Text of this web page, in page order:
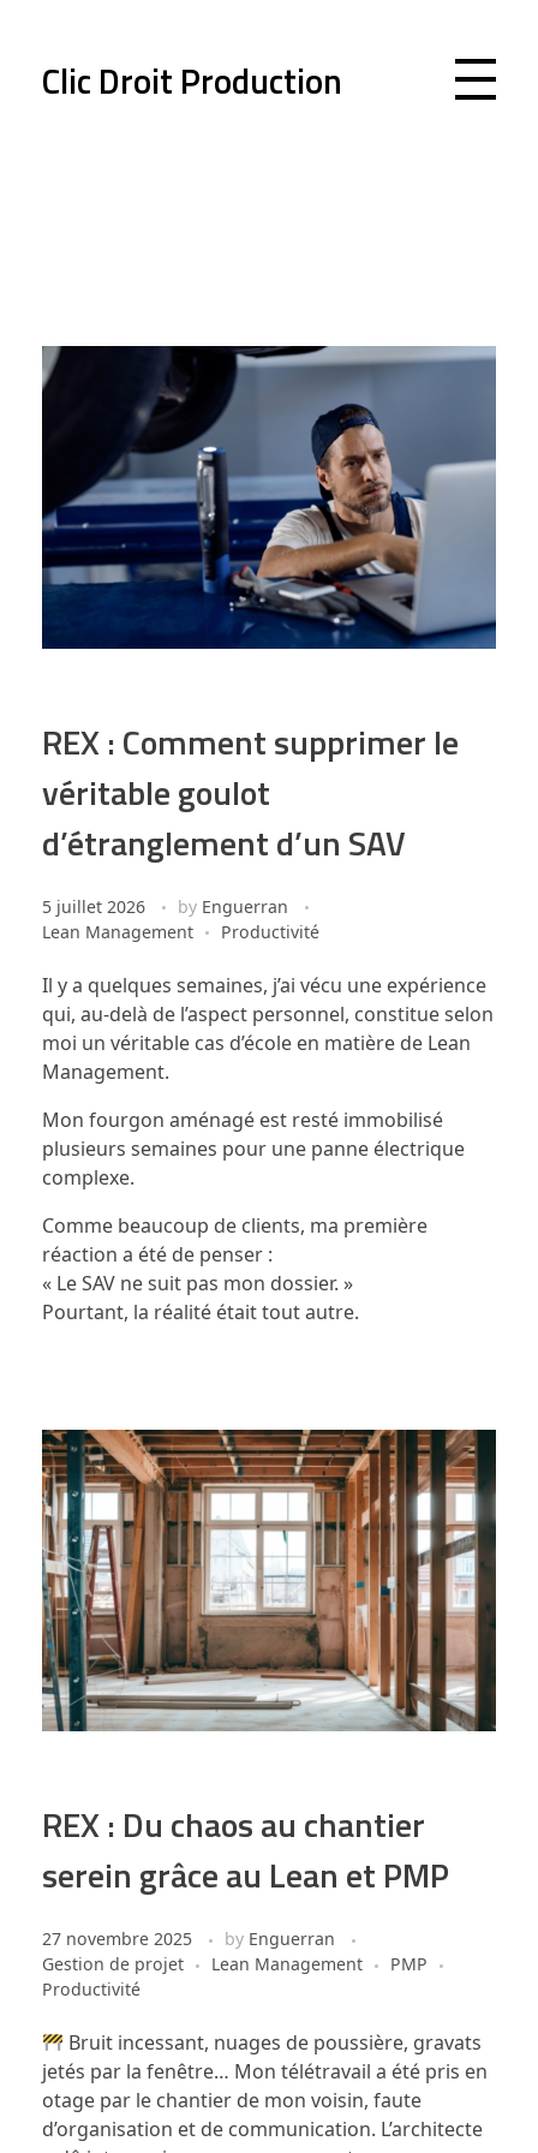
Clic Droit Production
REX : Comment supprimer le
véritable goulot
d’étranglement d’un SAV
5 juillet 2026 by Enguerran
Lean Management
Productivité
Il y a quelques semaines, j’ai vécu une expérience
qui, au-delà de l’aspect personnel, constitue selon
moi un véritable cas d’école en matière de Lean
Management.
Mon fourgon aménagé est resté immobilisé
plusieurs semaines pour une panne électrique
complexe.
Comme beaucoup de clients, ma première
réaction a été de penser :
« Le SAV ne suit pas mon dossier. »
Pourtant, la réalité était tout autre.
REX : Du chaos au chantier
serein grâce au Lean et PMP
27 novembre 2025 by Enguerran
Gestion de projet
Lean Management
PMP
Productivité
Bruit incessant, nuages de poussière, gravats
jetés par la fenêtre… Mon télétravail a été pris en
otage par le chantier de mon voisin, faute
d’organisation et de communication. L’architecte